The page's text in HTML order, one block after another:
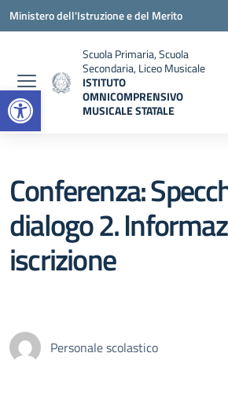
Open toolbar
Vai ai contenuti
Vai al menu di navigazione
Vai al footer
Ministero dell'Istruzione e del Merito
Scuola Primaria, Scuola
Secondaria, Liceo Musicale
ISTITUTO
OMNICOMPRENSIVO
MUSICALE STATALE
Conferenza:
dialogo 2.
iscrizione
Personale scolastico